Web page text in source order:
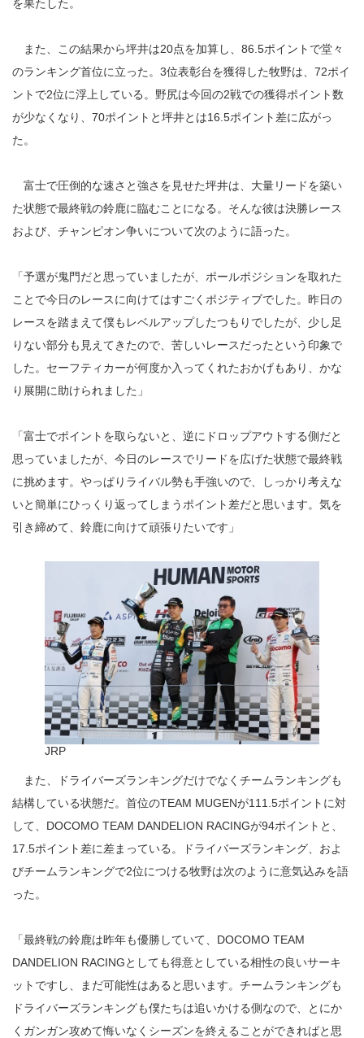
を果たした。
また、この結果から坪井は20点を加算し、86.5ポイントで堂々
のランキング首位に立った。3位表彰台を獲得した牧野は、72ポイ
ントで2位に浮上している。野尻は今回の2戦での獲得ポイント数
が少なくなり、70ポイントと坪井とは16.5ポイント差に広がっ
た。
富士で圧倒的な速さと強さを見せた坪井は、大量リードを築い
た状態で最終戦の鈴鹿に臨むことになる。そんな彼は決勝レース
および、チャンピオン争いについて次のように語った。
「予選が鬼門だと思っていましたが、ポールポジションを取れた
ことで今日のレースに向けてはすごくポジティブでした。昨日の
レースを踏まえて僕もレベルアップしたつもりでしたが、少し足
りない部分も見えてきたので、苦しいレースだったという印象で
した。セーフティカーが何度か入ってくれたおかげもあり、かな
り展開に助けられました」
「富士でポイントを取らないと、逆にドロップアウトする側だと
思っていましたが、今日のレースでリードを広げた状態で最終戦
に挑めます。やっぱりライバル勢も手強いので、しっかり考えな
いと簡単にひっくり返ってしまうポイント差だと思います。気を
引き締めて、鈴鹿に向けて頑張りたいです」
JRP
また、ドライバーズランキングだけでなくチームランキングも
結構している状態だ。首位のTEAM MUGENが111.5ポイントに対
して、DOCOMO TEAM DANDELION RACINGが94ポイントと、
17.5ポイント差に差まっている。ドライバーズランキング、およ
びチームランキングで2位につける牧野は次のように意気込みを語
った。
「最終戦の鈴鹿は昨年も優勝していて、DOCOMO TEAM
DANDELION RACINGとしても得意としている相性の良いサーキ
ットですし、まだ可能性はあると思います。チームランキングも
ドライバーズランキングも僕たちは追いかける側なので、とにか
くガンガン攻めて悔いなくシーズンを終えることができればと思